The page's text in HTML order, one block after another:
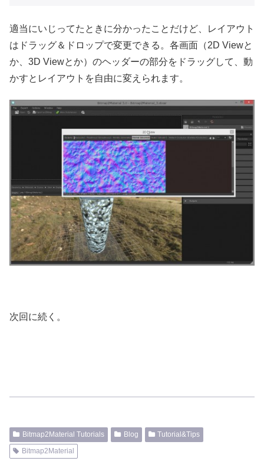
適当にいじってたときに分かったことだけど、レイアウト
はドラッグ＆ドロップで変更できる。各画面（2D Viewと
か、3D Viewとか）のヘッダーの部分をドラッグして、動
かすとレイアウトを自由に変えられます。
次回に続く。
Bitmap2Material Tutorials Blog
Tutorial&Tips
Bitmap2Material